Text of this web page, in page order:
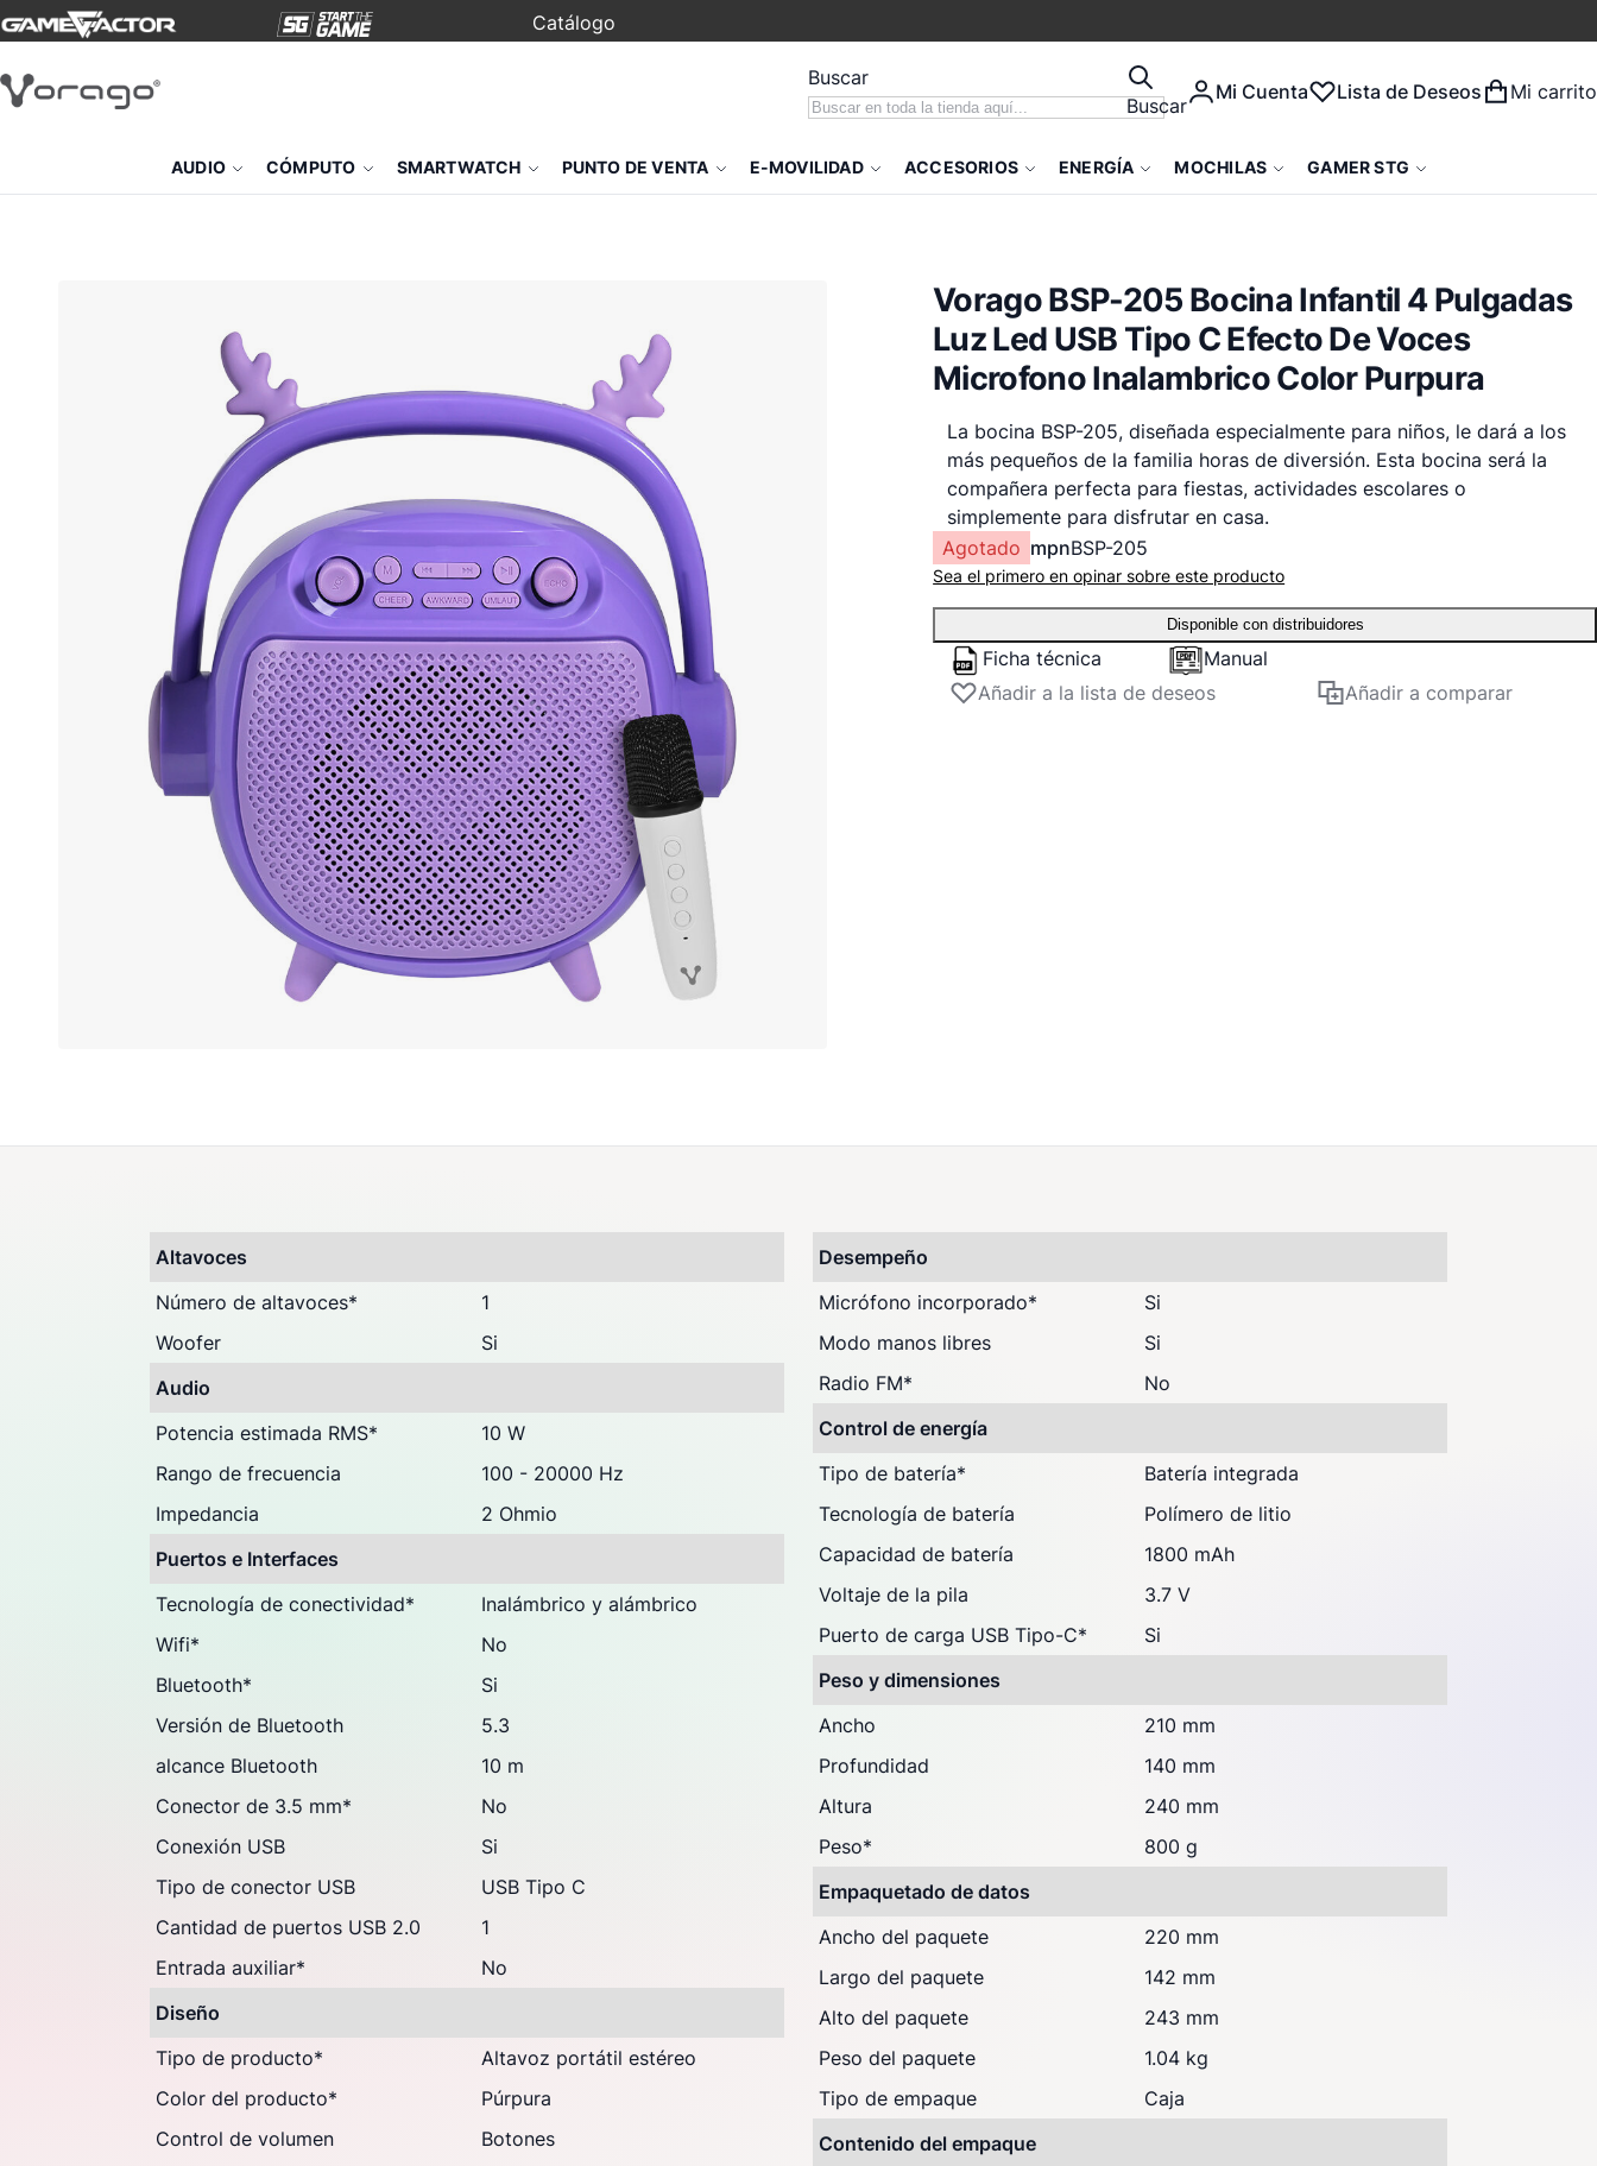
Catálogo
Buscar
Buscar
Mi Cuenta Lista de Deseos Mi carrito
AUDIO CÓMPUTO SMARTWATCH PUNTO DE VENTA E-MOVILIDAD ACCESORIOS ENERGÍA MOCHILAS GAMER STG
Vorago BSP-205 Bocina Infantil 4 Pulgadas
Luz Led USB Tipo C Efecto De Voces
Microfono Inalambrico Color Purpura
La bocina BSP-205, diseñada especialmente para niños, le dará a los
más pequeños de la familia horas de diversión. Esta bocina será la
compañera perfecta para fiestas, actividades escolares o
simplemente para disfrutar en casa.
Agotado mpnBSP-205
Sea el primero en opinar sobre este producto
Disponible con distribuidores
Ficha técnica
Manual
Añadir a la lista de deseos
Añadir a comparar
Altavoces
Número de altavoces*
1
Woofer
Si
Audio
Potencia estimada RMS*
10 W
Rango de frecuencia
100 - 20000 Hz
Impedancia
2 Ohmio
Puertos e Interfaces
Tecnología de conectividad*
Inalámbrico y alámbrico
Wifi*
No
Bluetooth*
Si
Versión de Bluetooth
5.3
alcance Bluetooth
10 m
Conector de 3.5 mm*
No
Conexión USB
Si
Tipo de conector USB
USB Tipo C
Cantidad de puertos USB 2.0
1
Entrada auxiliar*
No
Diseño
Tipo de producto*
Altavoz portátil estéreo
Color del producto*
Púrpura
Control de volumen
Botones
Desempeño
Micrófono incorporado*
Si
Modo manos libres
Si
Radio FM*
No
Control de energía
Tipo de batería*
Batería integrada
Tecnología de batería
Polímero de litio
Capacidad de batería
1800 mAh
Voltaje de la pila
3.7 V
Puerto de carga USB Tipo-C*
Si
Peso y dimensiones
Ancho
210 mm
Profundidad
140 mm
Altura
240 mm
Peso*
800 g
Empaquetado de datos
Ancho del paquete
220 mm
Largo del paquete
142 mm
Alto del paquete
243 mm
Peso del paquete
1.04 kg
Tipo de empaque
Caja
Contenido del empaque
Preguntas & Dudas (0)
Opiniones